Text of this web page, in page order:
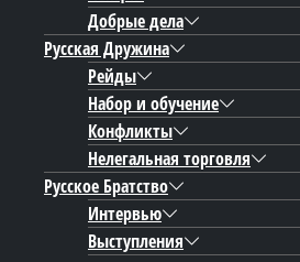
Добрые дела
Русская Дружина
Рейды
Набор и обучение
Конфликты
Нелегальная торговля
Русское Братство
Интервью
Выступления